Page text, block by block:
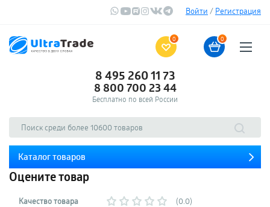
Войти / Регистрация
0 0
8 495 260 11 73
8 800 700 23 44
Бесплатно по всей России
Каталог товаров
Оцените товар
Качество товара (0.0)